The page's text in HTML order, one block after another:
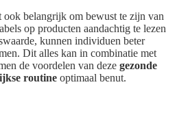
ook belangrijk om bewust te zijn van
op producten aandachtig te lezen
kunnen individuen beter
Dit alles kan in combinatie met
de voordelen van deze gezonde
routine optimaal benut.